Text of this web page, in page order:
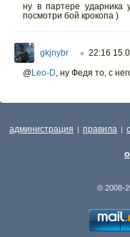
ну в партере ударника
посмотри бой крокопа )
gkjnybr ○ 22:16
@Leo-D ну Федя то, с
администрация | правила |
© 2008-